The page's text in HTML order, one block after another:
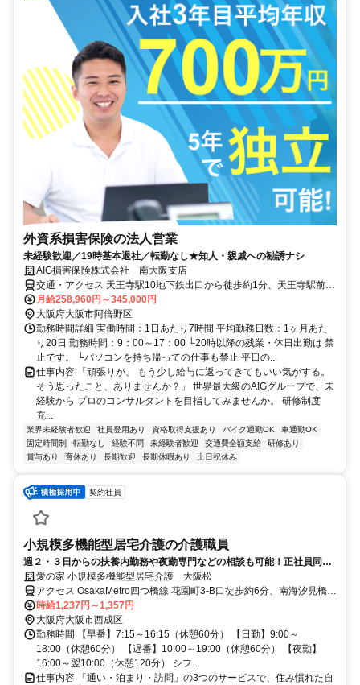
外資系損害保険の法人営業
未経験歓迎／19時基本退社／転勤なし★知人・親戚への勧誘ナシ
AIG損害保険株式会社 南大阪支店
交通・アクセス 天王寺駅10地下鉄出口から徒歩約1分、天王寺駅前駅
出口2出口から徒歩約1分
月給258,960円～345,000円
大阪府大阪市阿倍野区
勤務時間詳細 実働時間：1日あたり7時間 平均勤務日数：1ヶ月あた
り20日 勤務時間：9：00～17：00 └20時以降の残業・休日出勤は 禁
止です。 └パソコンを持ち帰っての仕事も禁止 平日の...
仕事内容 「頑張りが、 もう少し給与に返ってきてもいい気がする。
そう思ったこと、ありませんか？」 世界最大級のAIGグループで、未
経験から プロのコンサルタントを目指してみませんか。 研修制度
充...
業界未経験者歓迎 社員登用あり 資格取得支援あり バイク通勤OK
車通勤OK
固定時間制
転勤なし 経験不問 未経験者歓迎 交通費全額支給
研修あり
賞与あり
育休あり 長期歓迎 長期休暇あり 土日祝休み
契約社員
小規模多機能型居宅介護の介護職員
週２・３日からの扶養内勤務や夜勤専門などの相談も可能！正社員同等
の研修や福利厚生あり♪
愛の家 小規模多機能型居宅介護 大阪松
アクセス OsakaMetro四つ橋線 花園町3-B口徒歩約6分、南海汐見橋線
西天下茶屋徒歩約8分、南海本線 天下茶屋西口徒歩約10分 大阪メト
ロ四つ橋線「花園町」徒歩5分
時給1,237円～1,357円
大阪府大阪市西成区
勤務時間 【早番】7:15～16:15（休憩60分） 【日勤】9:00～
18:00（休憩60分） 【遅番】10:00～19:00（休憩60分） 【夜勤】
16:00～翌10:00（休憩120分） シフ...
仕事内容 「通い・泊まり・訪問」の3つのサービスで、住み慣れた自